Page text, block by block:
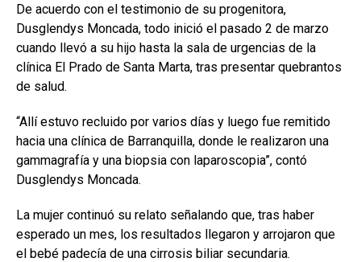
De acuerdo con el testimonio de su progenitora,
Dusglendys Moncada, todo inició el pasado 2 de marzo
cuando llevó a su hijo hasta la sala de urgencias de la
clínica El Prado de Santa Marta, tras presentar quebrantos
de salud.
“Allí estuvo recluido por varios días y luego fue remitido
hacia una clínica de Barranquilla, donde le realizaron una
gammagrafía y una biopsia con laparoscopia”, contó
Dusglendys Moncada.
La mujer continuó su relato señalando que, tras haber
esperado un mes, los resultados llegaron y arrojaron que
el bebé padecía de una cirrosis biliar secundaria.